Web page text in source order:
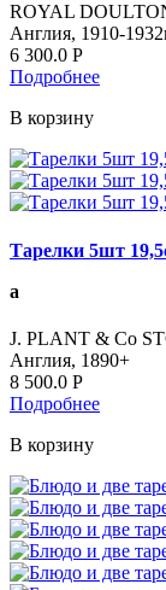
ROYAL
Англия, 1910-
6 300.0 Р
Подробнее
В корзину
Тарелки 5шт
а
J. PLANT & Co
Англия, 1890+
8 500.0 Р
Подробнее
В корзину